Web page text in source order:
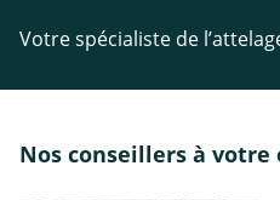
Votre spécialiste de
Nos conseillers à votre